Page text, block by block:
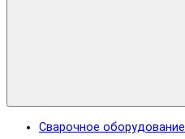
Сварочное оборудование